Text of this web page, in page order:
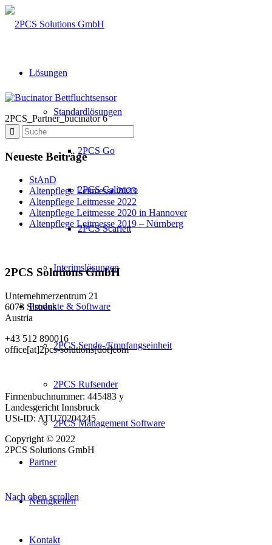
Lösungen
Standardlösungen
2PCS Go
2PCS Calimero
2PCS Scarlett
Interimslösungen
Produkte & Software
2PCS Sende-/Empfangseinheit
2PCS Rufsender
2PCS Management Software
Partner
Neuigkeiten
Kontakt
2PCS_Partner_bucinator 6
Neueste Beiträge
StAnD
Altenpflege Leitmesse 2023
Altenpflege Leitmesse 2022
Altenpflege Leitmesse 2020 in Hannover
Altenpflege Leitmesse 2019 – Nürnberg
2PCS Solutions GmbH
Unternehmerzentrum 21
6073 Sistrans
Austria
+43 512 890016
office[at]2pcs-solutions[dot]com
Firmenbuchnummer: 445483 y
Landesgericht Innsbruck
USt-ID: ATU70204245
Copyright © 2022
2PCS Solutions GmbH
Nach oben scrollen